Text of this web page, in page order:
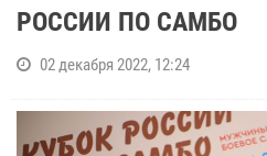
РОССИИ ПО САМБО
02 декабря 2022, 12:24